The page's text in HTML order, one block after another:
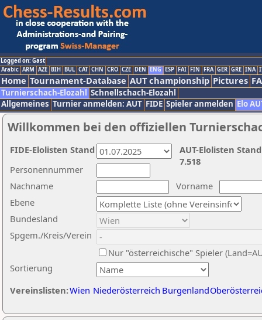
Logged on: Gast
Arabic ARM AZE BIH BUL CAT CHN CRO CZE DEN ENG ESP FAI FIN FRA GER GRE INA
Home Tournament-Database AUT championship Pictures
Turnierschach-Elozahl Schnellschach-Elozahl
Allgemeines Turnier anmelden: AUT FIDE Spieler anmelden Elo
Willkommen bei den offiziellen
Nachname
Vorname
Ebene
Sortierung
Personennummer
Bundesland
Spgem./Kreis/Verein
Nur "österreichische" Spieler
Vereinslisten:Wien Niederösterreich Burgenland
AUT-Elolisten
7.518
FIDE-Elolisten Stand